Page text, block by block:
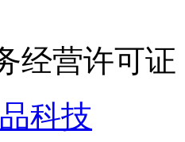
经营许可证
科技